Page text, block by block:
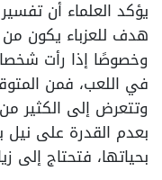
يؤكد العلماء أن
هدف للعزباء يكون
وخصوصًا إذا رأت شخصا
في اللعب، فمن
وتتعرض إلى الكثير
بعدم القدرة على نيل
بحياتها، فتحتاج إلى